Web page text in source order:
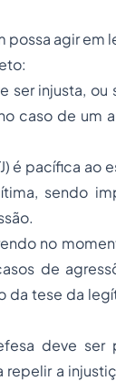
possa agir em
ser injusta, ou
caso de um
é pacífica ao
sendo
no
de
da tese da
deve ser
a